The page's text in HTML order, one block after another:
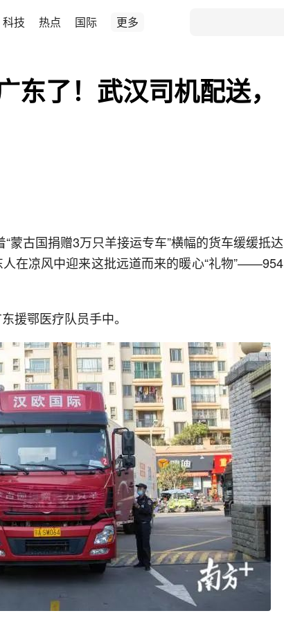
科技 热点 国际 更多
东了！武汉司机配送，
蒙古国捐赠3万只羊接运专车”横幅的货车缓缓抵达
在凉风中迎来这批远道而来的暖心“礼物”——954
援鄂医疗队员手中。